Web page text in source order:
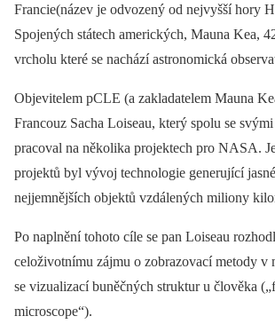
Francie(název je odvozený od nejvyšší hory
Spojených státech amerických, Mauna Kea,
vrcholu které se nachází astronomická
Objevitelem pCLE (a zakladatelem Mauna
Francouz Sacha Loiseau, který spolu se
pracoval na několika projektech pro NASA.
projektů byl vývoj technologie generující
nejjemnějších objektů vzdálených miliony
Po naplnění tohoto cíle se pan Loiseau
celoživotnímu zájmu o zobrazovací metody v
se vizualizací buněčných struktur u člověka
microscope“).